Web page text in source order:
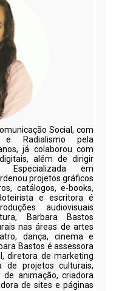
Social, com
e Radialismo pela
já colaborou com
além de dirigir
Especializada em
projetos gráficos
catálogos, e-books,
e escritora é
audiovisuais
Barbara Bastos
nas áreas de artes
dança, cinema e
Bastos é assessora
diretora de marketing
de projetos culturais,
de animação, criadora
de sites e páginas